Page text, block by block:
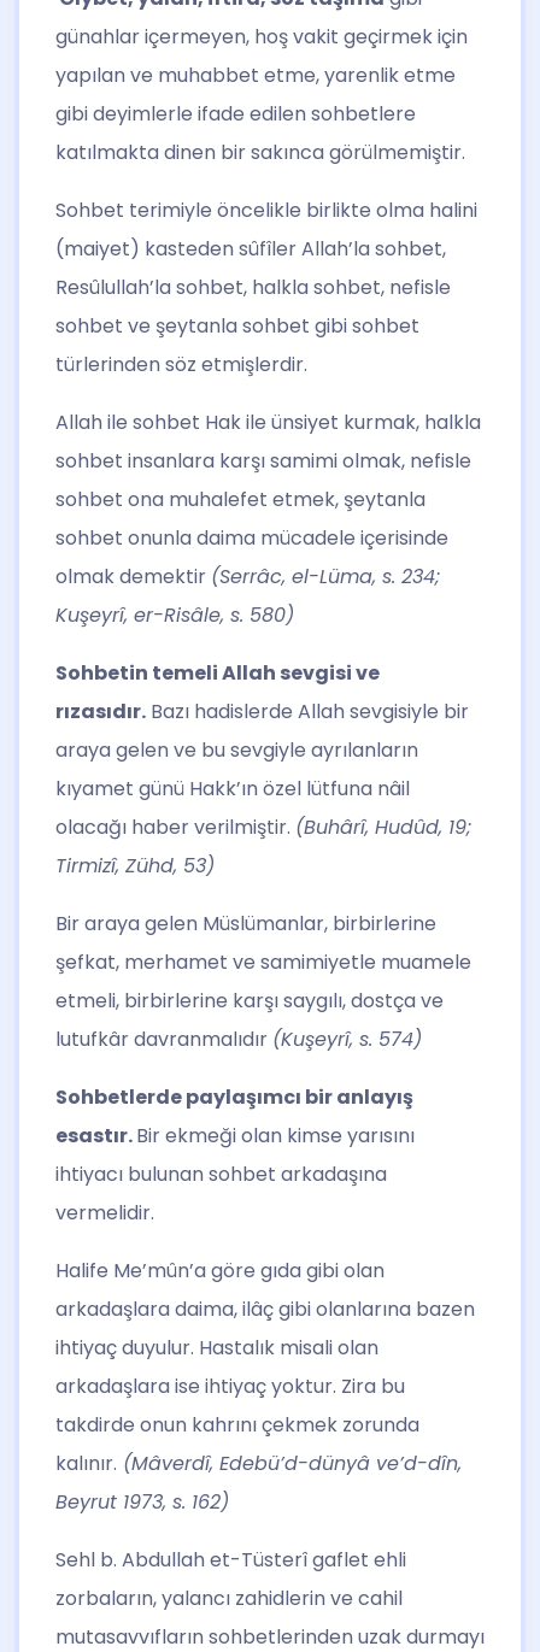
günahlar içermeyen, hoş vakit geçirmek için
yapılan ve muhabbet etme, yarenlik etme
gibi deyimlerle ifade edilen sohbetlere
katılmakta dinen bir sakınca görülmemiştir.
Sohbet terimiyle öncelikle birlikte olma halini
(maiyet) kasteden sûfîler Allah’la sohbet,
Resûlullah’la sohbet, halkla sohbet, nefisle
sohbet ve şeytanla sohbet gibi sohbet
türlerinden söz etmişlerdir.
Allah ile sohbet Hak ile ünsiyet kurmak, halkla
sohbet insanlara karşı samimi olmak, nefisle
sohbet ona muhalefet etmek, şeytanla
sohbet onunla daima mücadele içerisinde
olmak demektir (Serrâc, el-Lüma, s. 234;
Kuşeyrî, er-Risâle, s. 580)
Sohbetin temeli Allah sevgisi ve
rızasıdır. Bazı hadislerde Allah sevgisiyle bir
araya gelen ve bu sevgiyle ayrılanların
kıyamet günü Hakk’ın özel lütfuna nâil
olacağı haber verilmiştir. (Buhârî, Hudûd, 19;
Tirmizî, Zühd, 53)
Bir araya gelen Müslümanlar, birbirlerine
şefkat, merhamet ve samimiyetle muamele
etmeli, birbirlerine karşı saygılı, dostça ve
lutufkâr davranmalıdır (Kuşeyrî, s. 574)
Sohbetlerde paylaşımcı bir anlayış
esastır.Bir ekmeği olan kimse yarısını
ihtiyacı bulunan sohbet arkadaşına
vermelidir.
Halife Me’mûn’a göre gıda gibi olan
arkadaşlara daima, ilâç gibi olanlarına bazen
ihtiyaç duyulur. Hastalık misali olan
arkadaşlara ise ihtiyaç yoktur. Zira bu
takdirde onun kahrını çekmek zorunda
kalınır. (Mâverdî, Edebü’d-dünyâ ve’d-dîn,
Beyrut 1973, s. 162)
Sehl b. Abdullah et-Tüsterî gaflet ehli
zorbaların, yalancı zahidlerin ve cahil
mutasavvıfların sohbetlerinden uzak durmayı